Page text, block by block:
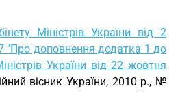
Міністрів України від 2
"Про доповнення додатка 1 до
України від 22 жовтня
вісник України, 2010 р., №